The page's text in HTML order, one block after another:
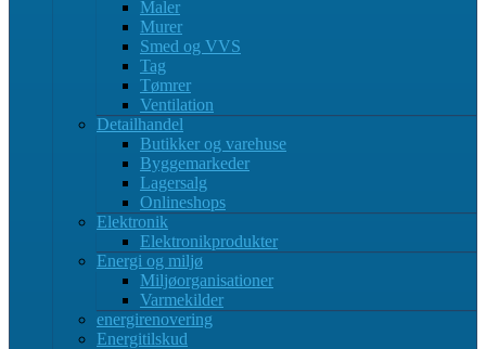
Maler
Murer
Smed og VVS
Tag
Tømrer
Ventilation
Detailhandel
Butikker og varehuse
Byggemarkeder
Lagersalg
Onlineshops
Elektronik
Elektronikprodukter
Energi og miljø
Miljøorganisationer
Varmekilder
energirenovering
Energitilskud